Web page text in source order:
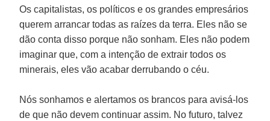
Os capitalistas, os políticos e os grandes empresários
querem arrancar todas as raízes da terra. Eles não se
dão conta disso porque não sonham. Eles não podem
imaginar que, com a intenção de extrair todos os
minerais, eles vão acabar derrubando o céu.
Nós sonhamos e alertamos os brancos para avisá-los
de que não devem continuar assim. No futuro, talvez